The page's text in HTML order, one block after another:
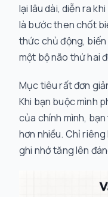
lại lâu dài, diễn ra
là bước then chốt
thức chủ động,
một bộ não thứ hai
Mục tiêu rất đơn
Khi bạn buộc mình
của chính mình,
hơn nhiều. Chỉ
ghi nhớ tăng lên